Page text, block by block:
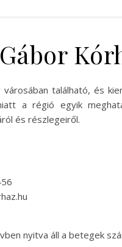
található, és
a régió egyik
és részlegeiről.
nyitva áll a betegek